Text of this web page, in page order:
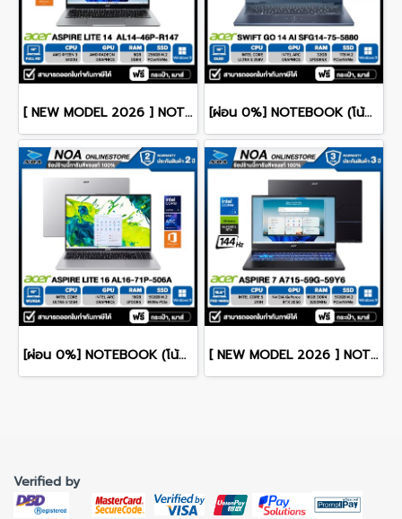
[ NEW MODEL 2026 ] NOTEBOOK (โน๊ตบุ๊ค) ACER ASPIRE LITE 14 AL14-46P-R147 14" FHD/RYZEN 3 5400U/8GB/SSD 256GB/WINDOWS 11+MS OFFICE รับประกันซ่อมฟรีถึงบ้าน 2ปี [ผ่อน 0%] NOTEBOOK (โน้ตบุ๊ก) ACER SWIFT GO 14 AI SFG14-75-5880 14" OLED /CORE ULTRA 5 228V/RAM 32GB/SSD 1TB/WINDOWS 11+OFFICE รับประกันศูนย์ไทย 3ปี
[ผ่อน 0%] NOTEBOOK (โน้ตบุ๊ค) ACER ASPIRE LITE 16 AL16-71P-506A 16" WUXGA/CORE 5 125H/RAM 16GB/SSD 512GB/RWINDOWS 11+MS OFFICE รับประกันศูนย์ไทย 2ปี [ NEW MODEL 2026 ] NOTEBOOK (โน๊ตบุ๊ค) ACER ASPIRE 7 A715-59G-59Y6 15.6" FHD 144Hz/CORE 5-210H/16GB/SSD 512GB/RTX3050 รับประกันซ่อมฟรีถึงบ้าน 3ปี
Verified by